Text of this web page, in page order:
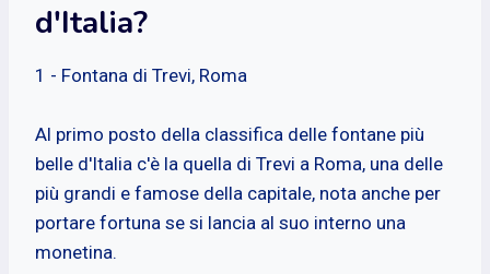
d'Italia?
1 - Fontana di Trevi, Roma
Al primo posto della classifica delle fontane più
belle d'Italia c'è la quella di Trevi a Roma, una delle
più grandi e famose della capitale, nota anche per
portare fortuna se si lancia al suo interno una
monetina.